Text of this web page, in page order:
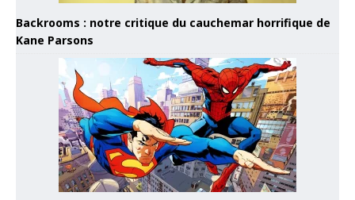
Backrooms : notre critique du cauchemar horrifique de
Kane Parsons